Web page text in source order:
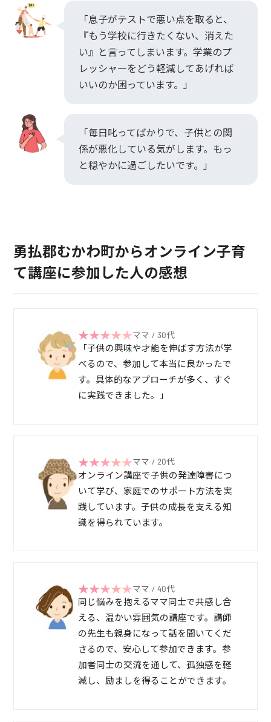
「息子がテストで悪い点を取ると、
『もう学校に行きたくない、消えた
い』と言ってしまいます。学業のプ
レッシャーをどう軽減してあげれば
いいのか困っています。」
「毎日叱ってばかりで、子供との関
係が悪化している気がします。もっ
と穏やかに過ごしたいです。」
勇払郡むかわ町からオンライン子育
て講座に参加した人の感想
ママ / 30代
「子供の興味や才能を伸ばす方法が学
べるので、参加して本当に良かったで
す。具体的なアプローチが多く、すぐ
に実践できました。」
ママ / 20代
オンライン講座で子供の発達障害につ
いて学び、家庭でのサポート方法を実
践しています。子供の成長を支える知
識を得られています。
ママ / 40代
同じ悩みを抱えるママ同士で共感し合
える、温かい雰囲気の講座です。講師
の先生も親身になって話を聞いてくだ
さるので、安心して参加できます。参
加者同士の交流を通して、孤独感を軽
減し、励ましを得ることができます。